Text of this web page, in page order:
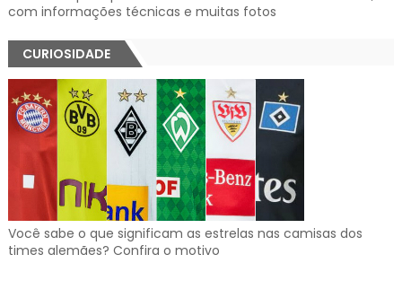
com informações técnicas e muitas fotos
CURIOSIDADE
Você sabe o que significam as estrelas nas camisas dos
times alemães? Confira o motivo